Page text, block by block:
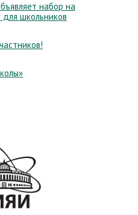
набор на
школьников